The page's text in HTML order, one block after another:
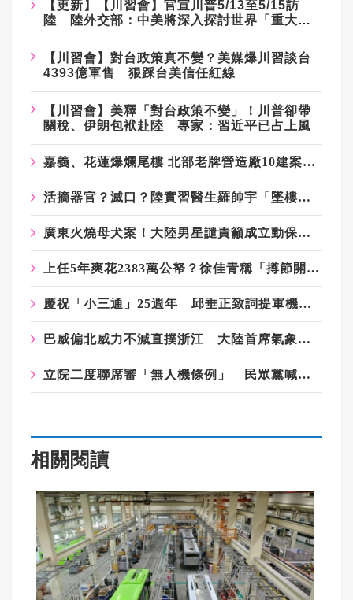
【更新】【川習會】官宣川普5/13至5/15訪
陸 陸外交部：中美將深入探討世界「重大問
【川習會】對台政策真不變？美媒爆川習談台
4393億軍售 狠踩台美信任紅線
【川習會】美釋「對台政策不變」！川普卻帶
關稅、伊朗包袱赴陸 專家：習近平已占上風
嘉義、花蓮爆爛尾樓 北部老牌營造廠10建案也停工...專家：恐爆發倒閉潮
活摘器官？滅口？陸實習醫生羅帥宇「墜樓」前留下驚悚錄音曝光
廣東火燒母犬案！大陸男星譴責籲成立動保法上熱搜 連遭平台刪除
上任5年爽花2383萬公帑？徐佳青稱「撙節開支」 網質疑：卻搭商務艙？
慶祝「小三通」25週年 邱垂正致詞提軍機、軍艦擾台
巴威偏北威力不減直撲浙江 大陸首席氣象預報員感嘆台灣中央山脈沒削弱風勢
立院二度聯席審「無人機條例」 民眾黨喊話綠營莫程序杯葛
相關閱讀